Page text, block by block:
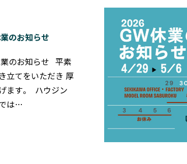
のお知らせ
のお知らせ 平素
立てをいただき 厚
ます。 ハウジン
は…